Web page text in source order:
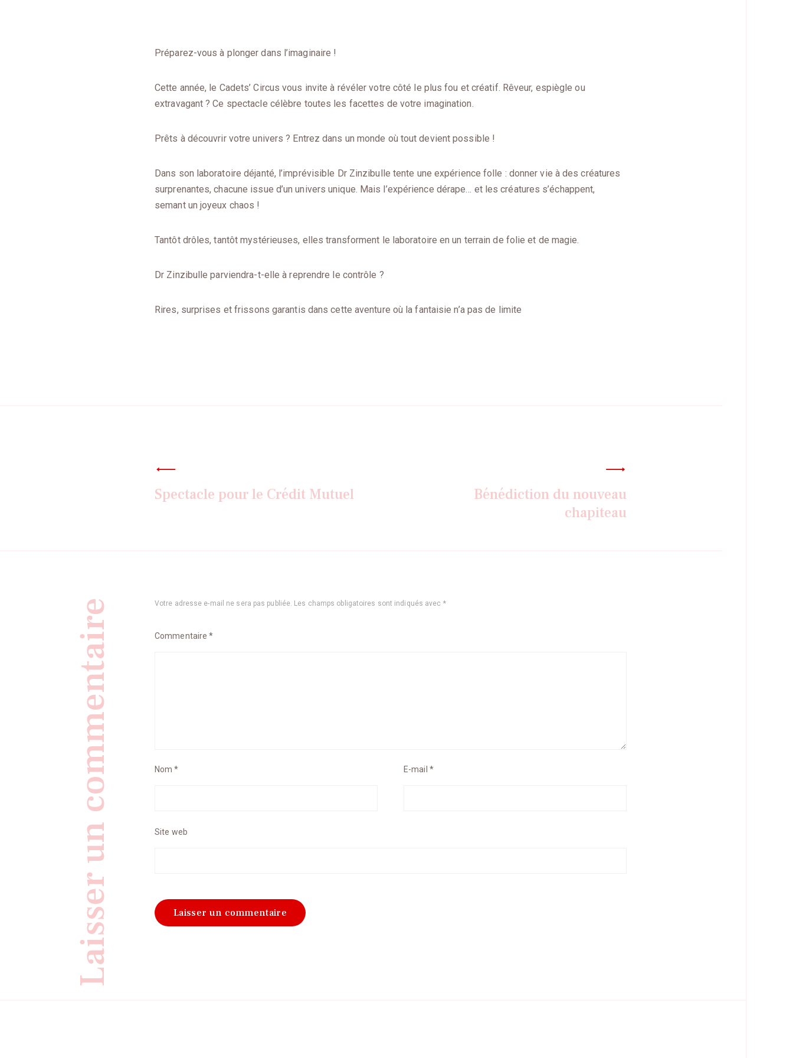
Préparez-vous à plonger dans l’imaginaire !
Cette année, le Cadets’ Circus vous invite à révéler votre côté le plus fou et créatif. Rêveur, espiègle ou
extravagant ? Ce spectacle célèbre toutes les facettes de votre imagination.
Prêts à découvrir votre univers ? Entrez dans un monde où tout devient possible !
Dans son laboratoire déjanté, l’imprévisible Dr Zinzibulle tente une expérience folle : donner vie à des créatures
surprenantes, chacune issue d’un univers unique. Mais l’expérience dérape… et les créatures s’échappent,
semant un joyeux chaos !
Tantôt drôles, tantôt mystérieuses, elles transforment le laboratoire en un terrain de folie et de magie.
Dr Zinzibulle parviendra-t-elle à reprendre le contrôle ?
Rires, surprises et frissons garantis dans cette aventure où la fantaisie n’a pas de limite
Navigation
de
Spectacle pour le Crédit Mutuel
Bénédiction du nouveau
chapiteau
Laisser un commentaire Votre adresse e-mail ne sera pas publiée. Les champs obligatoires sont indiqués avec *
Commentaire*
Nom* E-mail *
Site web